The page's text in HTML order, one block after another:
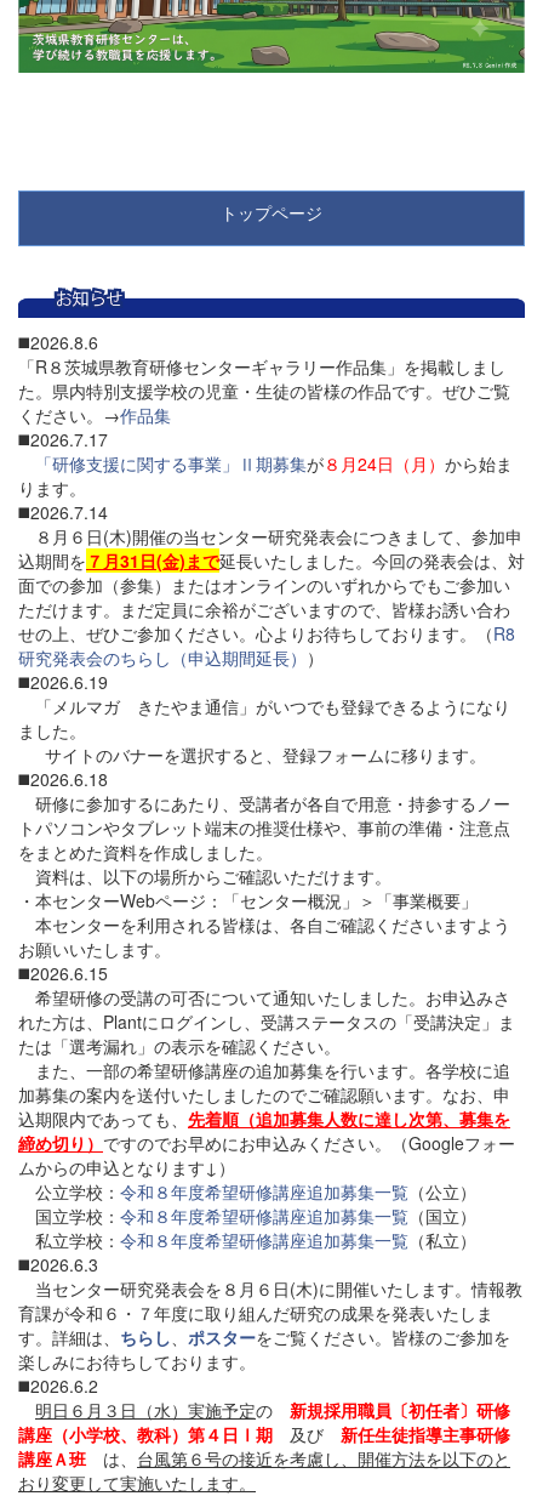
トップページ
◼️2026.8.6
「R８茨城県教育研修センターギャラリー作品集」を掲載しまし
た。県内特別支援学校の児童・生徒の皆様の作品です。ぜひご覧
ください。→作品集
◼️2026.7.17
「研修支援に関する事業」Ⅱ期募集が８月24日（月） から始ま
ります。
◼️2026.7.14
８月６日(木)開催の当センター研究発表会につきまして、参加申
込期間を ７月31日(金)まで延長いたしました。今回の発表会は、対
面での参加（参集）またはオンラインのいずれからでもご参加い
ただけます。まだ定員に余裕がございますので、皆様お誘い合わ
せの上、ぜひご参加ください。心よりお待ちしております。（R8
研究発表会のちらし（申込期間延長） ）
◼️2026.6.19
「メルマガ きたやま通信」がいつでも登録できるようになり
ました。
サイトのバナーを選択すると、登録フォームに移ります。
◼️2026.6.18
研修に参加するにあたり、受講者が各自で用意・持参するノー
トパソコンやタブレット端末の推奨仕様や、事前の準備・注意点
をまとめた資料を作成しました。
資料は、以下の場所からご確認いただけます。
・本センターWebページ：「センター概況」＞「事業概要」
本センターを利用される皆様は、各自ご確認くださいますよう
お願いいたします。
◼️2026.6.15
希望研修の受講の可否について通知いたしました。お申込みさ
れた方は、Plantにログインし、受講ステータスの「受講決定」ま
たは「選考漏れ」の表示を確認ください。
また、一部の希望研修講座の追加募集を行います。各学校に追
加募集の案内を送付いたしましたのでご確認願います。なお、申
込期限内であっても、 先着順（追加募集人数に達し次第、募集を
締め切り） ですのでお早めにお申込みください。（Googleフォー
ムからの申込となります↓）
公立学校： 令和８年度希望研修講座追加募集一覧 （公立）
国立学校： 令和８年度希望研修講座追加募集一覧 （国立）
私立学校： 令和８年度希望研修講座追加募集一覧 （私立）
◼️2026.6.3
当センター研究発表会を８月６日(木)に開催いたします。情報教
育課が令和６・７年度に取り組んだ研究の成果を発表いたしま
す。詳細は、 ちらし ポスターをご覧ください。皆様のご参加を
楽しみにお待ちしております。
◼️2026.6.2
明日６月３日（水）実施予定の 新規採用職員〔初任者〕研修
講座（小学校、教科）第４日Ⅰ期 及び 新任生徒指導主事研修
講座Ａ班 は、 台風第６号の接近を考慮し、開催方法を以下のと
おり変更して実施いたします。